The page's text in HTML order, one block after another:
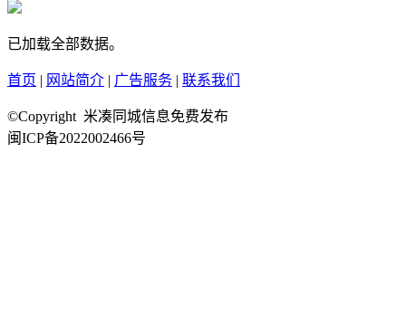
已加载全部数据。
首页 | 网站简介 | 广告服务 | 联系我们
©Copyright 米凑同城信息免费发布
闽ICP备2022002466号